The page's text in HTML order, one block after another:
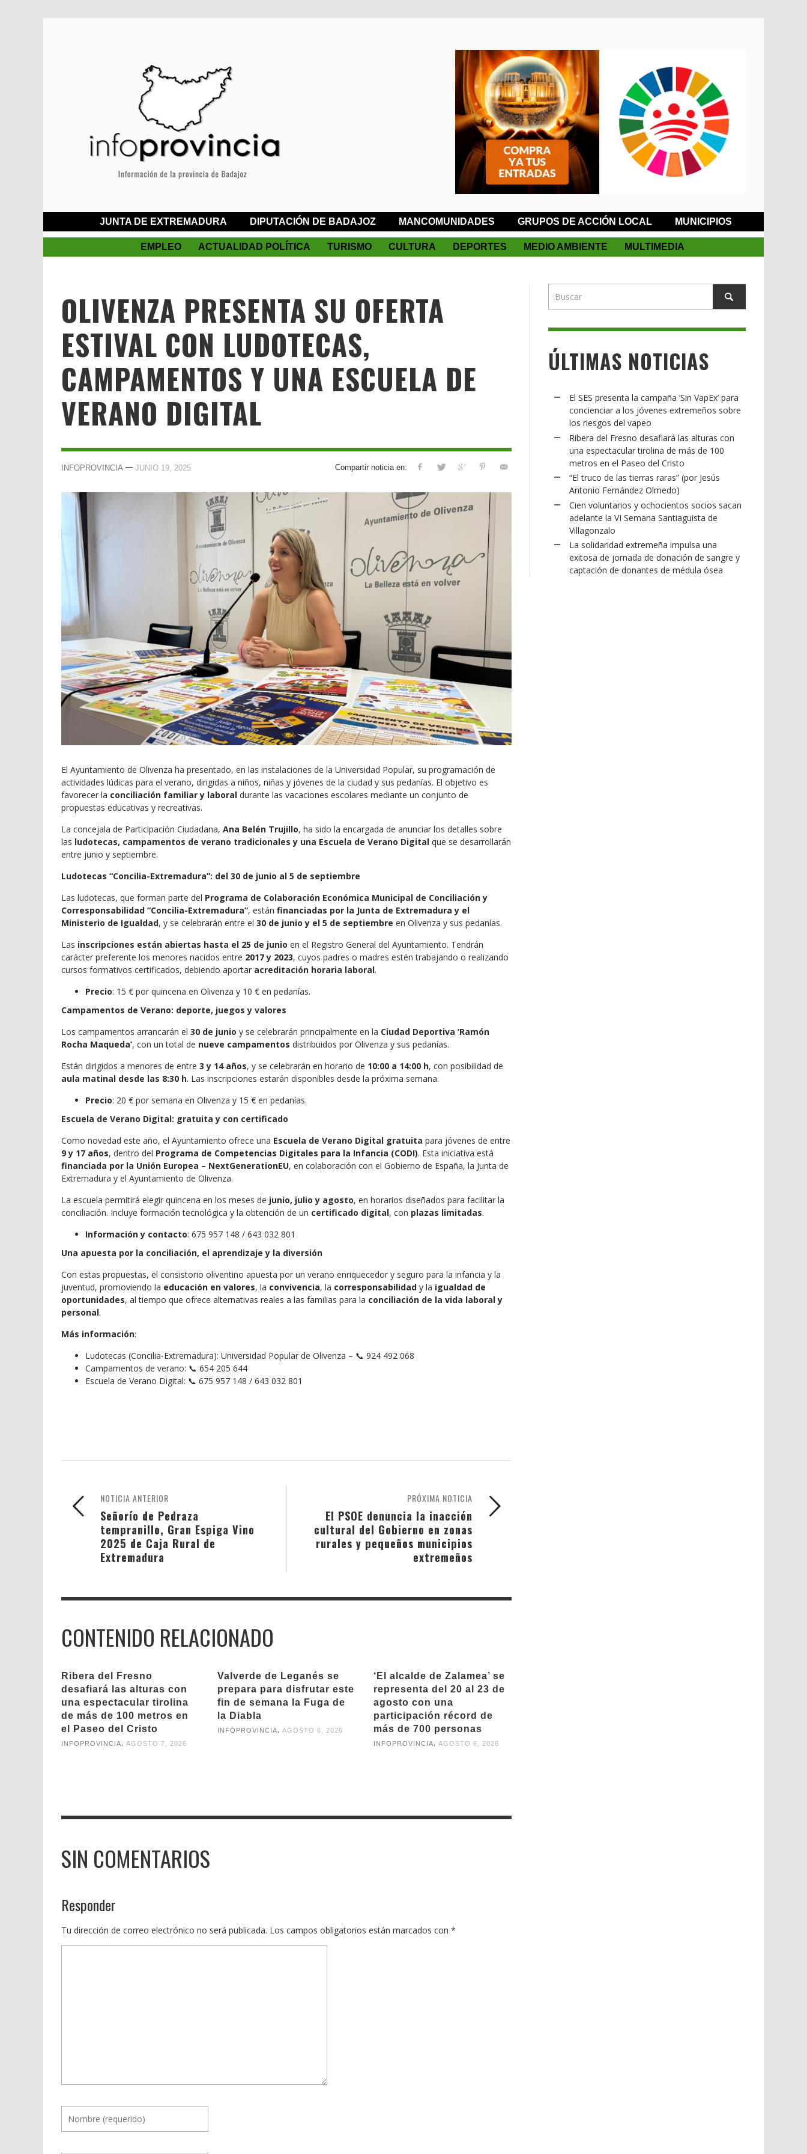
JUNTA DE EXTREMADURA DIPUTACIÓN DE BADAJOZ MANCOMUNIDADES GRUPOS DE ACCIÓN LOCAL MUNICIPIOS
EMPLEO ACTUALIDAD POLÍTICA TURISMO CULTURA DEPORTES MEDIO AMBIENTE MULTIMEDIA
OLIVENZA PRESENTA SU OFERTA
ESTIVAL CON LUDOTECAS,
CAMPAMENTOS Y UNA ESCUELA DE
VERANO DIGITAL
Compartir noticia en:
INFOPROVINCIA — JUNIO 19, 2025
El Ayuntamiento de Olivenza ha presentado, en las instalaciones de la Universidad Popular, su programación de
actividades lúdicas para el verano, dirigidas a niños, niñas y jóvenes de la ciudad y sus pedanías. El objetivo es
favorecer la conciliación familiar y laboral durante las vacaciones escolares mediante un conjunto de
propuestas educativas y recreativas.
La concejala de Participación Ciudadana, Ana Belén Trujillo, ha sido la encargada de anunciar los detalles sobre
las ludotecas, campamentos de verano tradicionales y una Escuela de Verano Digital que se desarrollarán
entre junio y septiembre.
Ludotecas “Concilia-Extremadura”: del 30 de junio al 5 de septiembre
Las ludotecas, que forman parte del Programa de Colaboración Económica Municipal de Conciliación y
Corresponsabilidad “Concilia-Extremadura”, están financiadas por la Junta de Extremadura y el
Ministerio de Igualdad, y se celebrarán entre el 30 de junio y el 5 de septiembre en Olivenza y sus pedanías.
Las inscripciones están abiertas hasta el 25 de junio en el Registro General del Ayuntamiento. Tendrán
carácter preferente los menores nacidos entre 2017 y 2023, cuyos padres o madres estén trabajando o realizando
cursos formativos certificados, debiendo aportar acreditación horaria laboral.
Precio: 15 € por quincena en Olivenza y 10 € en pedanías.
Campamentos de Verano: deporte, juegos y valores
Los campamentos arrancarán el 30 de junio y se celebrarán principalmente en la Ciudad Deportiva ‘Ramón
Rocha Maqueda’, con un total de nueve campamentos distribuidos por Olivenza y sus pedanías.
Están dirigidos a menores de entre 3 y 14 años, y se celebrarán en horario de 10:00 a 14:00 h, con posibilidad de
aula matinal desde las 8:30 h. Las inscripciones estarán disponibles desde la próxima semana.
Precio: 20 € por semana en Olivenza y 15 € en pedanías.
Escuela de Verano Digital: gratuita y con certificado
Como novedad este año, el Ayuntamiento ofrece una Escuela de Verano Digital gratuita para jóvenes de entre
9 y 17 años, dentro del Programa de Competencias Digitales para la Infancia (CODI). Esta iniciativa está
financiada por la Unión Europea – NextGenerationEU, en colaboración con el Gobierno de España, la Junta de
Extremadura y el Ayuntamiento de Olivenza.
La escuela permitirá elegir quincena en los meses de junio, julio y agosto, en horarios diseñados para facilitar la
conciliación. Incluye formación tecnológica y la obtención de un certificado digital, con plazas limitadas.
Información y contacto: 675 957 148 / 643 032 801
Una apuesta por la conciliación, el aprendizaje y la diversión
Con estas propuestas, el consistorio oliventino apuesta por un verano enriquecedor y seguro para la infancia y la
juventud, promoviendo la educación en valores, la convivencia, la corresponsabilidad y la igualdad de
oportunidades, al tiempo que ofrece alternativas reales a las familias para la conciliación de la vida laboral y
personal.
Más información:
Ludotecas (Concilia-Extremadura): Universidad Popular de Olivenza – 📞 924 492 068
Campamentos de verano: 📞 654 205 644
Escuela de Verano Digital: 📞 675 957 148 / 643 032 801
PRÓXIMA NOTICIA
El PSOE denuncia la inacción
cultural del Gobierno en zonas
rurales y pequeños municipios
extremeños
NOTICIA ANTERIOR
Señorío de Pedraza
tempranillo, Gran Espiga Vino
2025 de Caja Rural de
Extremadura
CONTENIDO RELACIONADO
Ribera del Fresno
desafiará las alturas con
una espectacular tirolina
de más de 100 metros en
el Paseo del Cristo
INFOPROVINCIA, AGOSTO 7, 2026
Valverde de Leganés se
prepara para disfrutar este
fin de semana la Fuga de
la Diabla
INFOPROVINCIA, AGOSTO 6, 2026
‘El alcalde de Zalamea’ se
representa del 20 al 23 de
agosto con una
participación récord de
más de 700 personas
INFOPROVINCIA, AGOSTO 6, 2026
SIN COMENTARIOS
Responder
Tu dirección de correo electrónico no será publicada. Los campos obligatorios están marcados con *
ÚLTIMAS NOTICIAS
El SES presenta la campaña ‘Sin VapEx’ para
concienciar a los jóvenes extremeños sobre
los riesgos del vapeo
Ribera del Fresno desafiará las alturas con
una espectacular tirolina de más de 100
metros en el Paseo del Cristo
“El truco de las tierras raras” (por Jesús
Antonio Fernández Olmedo)
Cien voluntarios y ochocientos socios sacan
adelante la VI Semana Santiaguista de
Villagonzalo
La solidaridad extremeña impulsa una
exitosa de jornada de donación de sangre y
captación de donantes de médula ósea